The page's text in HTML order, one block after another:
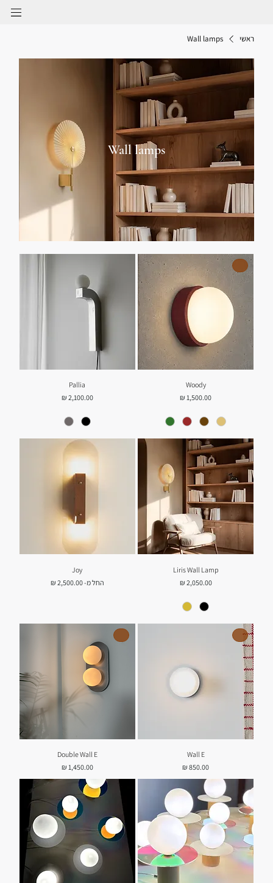
ראשי Wall lamps
Wall lamps
Woody
מחיר
Pallia
מחיר‏2,100.00 ‏₪
Liris Wall Lamp
מחיר‏2,050.00 ‏₪
Joy
החל מ-
‏2,500.00 ‏₪
מחיר מבצע
Wall E
מחיר
Double Wall E
מחיר‏1,450.00 ‏₪